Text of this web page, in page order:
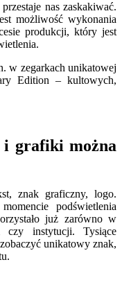
nas zaskakiwać.
możliwość wykonania
produkcji, który jest
w zegarkach unikatowej
Edition – kultowych,
i grafiki można
znak graficzny, logo.
podświetlenia
już zarówno w
instytucji. Tysiące
unikatowy znak,